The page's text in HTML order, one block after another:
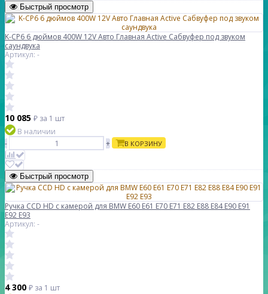
Быстрый просмотр
K-CP6 6 дюймов 400W 12V Авто Главная Active Сабвуфер под звуком
саундвука
Артикул: -
10 085 ₽ за 1 шт
В наличии
-
+ В КОРЗИНУ
Быстрый просмотр
Ручка CCD HD с камерой для BMW E60 E61 E70 E71 E82 E88 E84 E90 E91
E92 E93
Артикул: -
4 300 ₽ за 1 шт